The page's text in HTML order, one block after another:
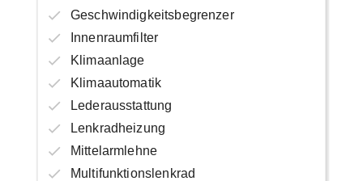
Geschwindigkeitsbegrenzer
Innenraumfilter
Klimaanlage
Klimaautomatik
Lederausstattung
Lenkradheizung
Mittelarmlehne
Multifunktionslenkrad